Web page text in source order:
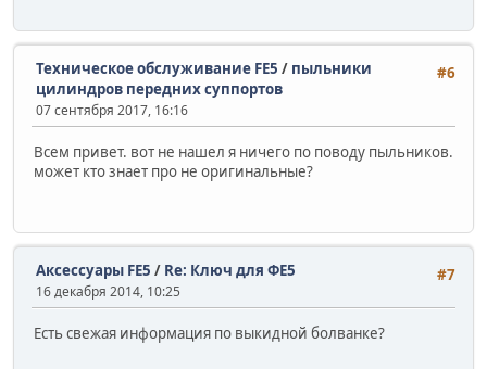
#6
Техническое обслуживание FE5 / пыльники
цилиндров передних суппортов
07 сентября 2017, 16:16
Всем привет. вот не нашел я ничего по поводу пыльников.
может кто знает про не оригинальные?
#7
Аксессуары FE5 / Re: Ключ для ФЕ5
16 декабря 2014, 10:25
Есть свежая информация по выкидной болванке?